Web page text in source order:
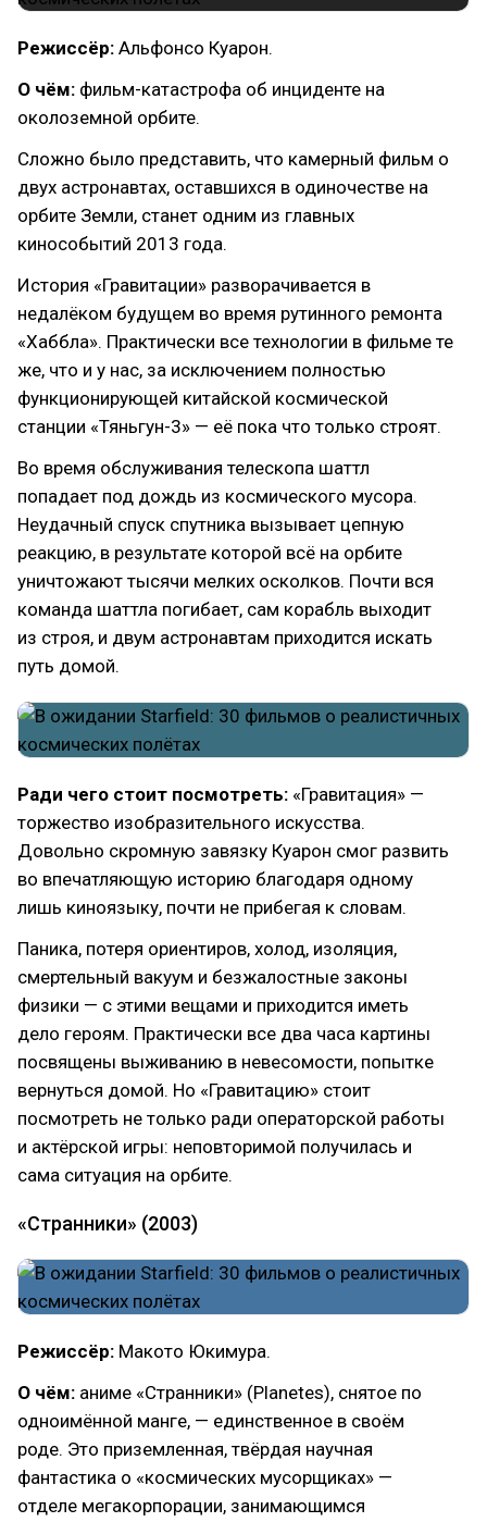
Режиссёр: Альфонсо Куарон.
О чём: фильм-катастрофа об инциденте на
околоземной орбите.
Сложно было представить, что камерный фильм о
двух астронавтах, оставшихся в одиночестве на
орбите Земли, станет одним из главных
кинособытий 2013 года.
История «Гравитации» разворачивается в
недалёком будущем во время рутинного ремонта
«Хаббла». Практически все технологии в фильме те
же, что и у нас, за исключением полностью
функционирующей китайской космической
станции «Тяньгун-3» — её пока что только строят.
Во время обслуживания телескопа шаттл
попадает под дождь из космического мусора.
Неудачный спуск спутника вызывает цепную
реакцию, в результате которой всё на орбите
уничтожают тысячи мелких осколков. Почти вся
команда шаттла погибает, сам корабль выходит
из строя, и двум астронавтам приходится искать
путь домой.
Ради чего стоит посмотреть: «Гравитация» —
торжество изобразительного искусства.
Довольно скромную завязку Куарон смог развить
во впечатляющую историю благодаря одному
лишь киноязыку, почти не прибегая к словам.
Паника, потеря ориентиров, холод, изоляция,
смертельный вакуум и безжалостные законы
физики — с этими вещами и приходится иметь
дело героям. Практически все два часа картины
посвящены выживанию в невесомости, попытке
вернуться домой. Но «Гравитацию» стоит
посмотреть не только ради операторской работы
и актёрской игры: неповторимой получилась и
сама ситуация на орбите.
«Странники» (2003)
Режиссёр: Макото Юкимура.
О чём: аниме «Странники» (Planetes), снятое по
одноимённой манге, — единственное в своём
роде. Это приземленная, твёрдая научная
фантастика о «космических мусорщиках» —
отделе мегакорпорации, занимающимся